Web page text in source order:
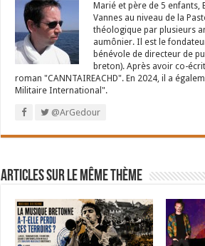
Marié et père de 5 enfants,
Vannes au niveau de la
théologique par plusieurs
aumônier. Il est le
bénévole de directeur de
breton). Après avoir co-
roman "CANNTAIREACHD". En 2024, il a
Militaire International".
@ArGedour
Articles sur le même thème